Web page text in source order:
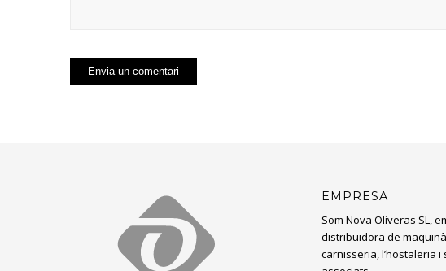
EMPRESA
Som Nova Oliveras SL,
distribuïdora de
carnisseria, l’hostaleria i